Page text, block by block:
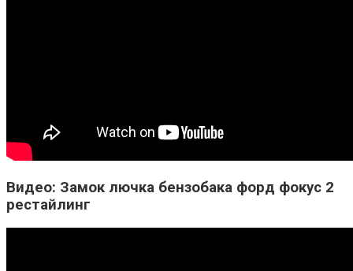
Видео: Замок лючка бензобака форд фокус 2
рестайлинг